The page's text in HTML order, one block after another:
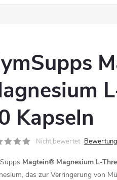
Kapseln
Nicht bewertet
Magtein® Magnesium L-
das zur Verringerung von